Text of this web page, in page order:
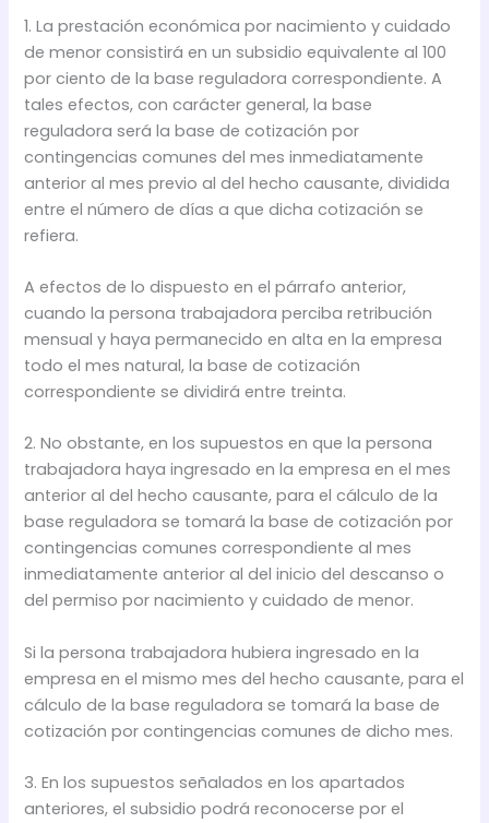
1. La prestación económica por nacimiento y cuidado
de menor consistirá en un subsidio equivalente al 100
por ciento de la base reguladora correspondiente. A
tales efectos, con carácter general, la base
reguladora será la base de cotización por
contingencias comunes del mes inmediatamente
anterior al mes previo al del hecho causante, dividida
entre el número de días a que dicha cotización se
refiera.
A efectos de lo dispuesto en el párrafo anterior,
cuando la persona trabajadora perciba retribución
mensual y haya permanecido en alta en la empresa
todo el mes natural, la base de cotización
correspondiente se dividirá entre treinta.
2. No obstante, en los supuestos en que la persona
trabajadora haya ingresado en la empresa en el mes
anterior al del hecho causante, para el cálculo de la
base reguladora se tomará la base de cotización por
contingencias comunes correspondiente al mes
inmediatamente anterior al del inicio del descanso o
del permiso por nacimiento y cuidado de menor.
Si la persona trabajadora hubiera ingresado en la
empresa en el mismo mes del hecho causante, para el
cálculo de la base reguladora se tomará la base de
cotización por contingencias comunes de dicho mes.
3. En los supuestos señalados en los apartados
anteriores, el subsidio podrá reconocerse por el